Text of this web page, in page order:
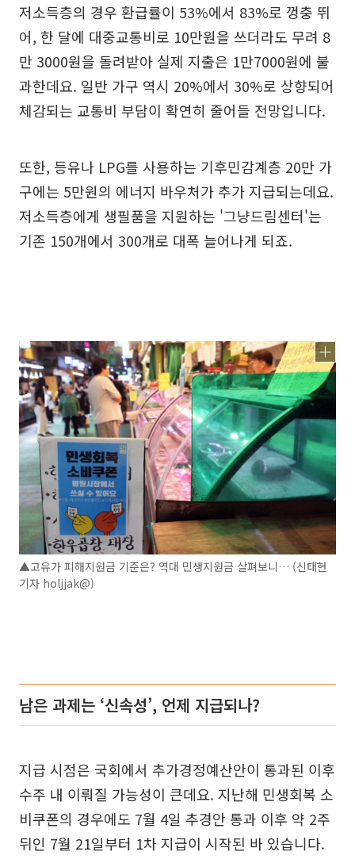
저소득층의 경우 환급률이 53%에서 83%로 껑충 뛰
어, 한 달에 대중교통비로 10만원을 쓰더라도 무려 8
만 3000원을 돌려받아 실제 지출은 1만7000원에 불
과한데요. 일반 가구 역시 20%에서 30%로 상향되어
체감되는 교통비 부담이 확연히 줄어들 전망입니다.
또한, 등유나 LPG를 사용하는 기후민감계층 20만 가
구에는 5만원의 에너지 바우처가 추가 지급되는데요.
저소득층에게 생필품을 지원하는 '그냥드림센터'는
기존 150개에서 300개로 대폭 늘어나게 되죠.
▲고유가 피해지원금 기준은? 역대 민생지원금 살펴보니… (신태현
기자 holjjak@)
남은 과제는 ‘신속성’, 언제 지급되나?
지급 시점은 국회에서 추가경정예산안이 통과된 이후
수주 내 이뤄질 가능성이 큰데요. 지난해 민생회복 소
비쿠폰의 경우에도 7월 4일 추경안 통과 이후 약 2주
뒤인 7월 21일부터 1차 지급이 시작된 바 있습니다.